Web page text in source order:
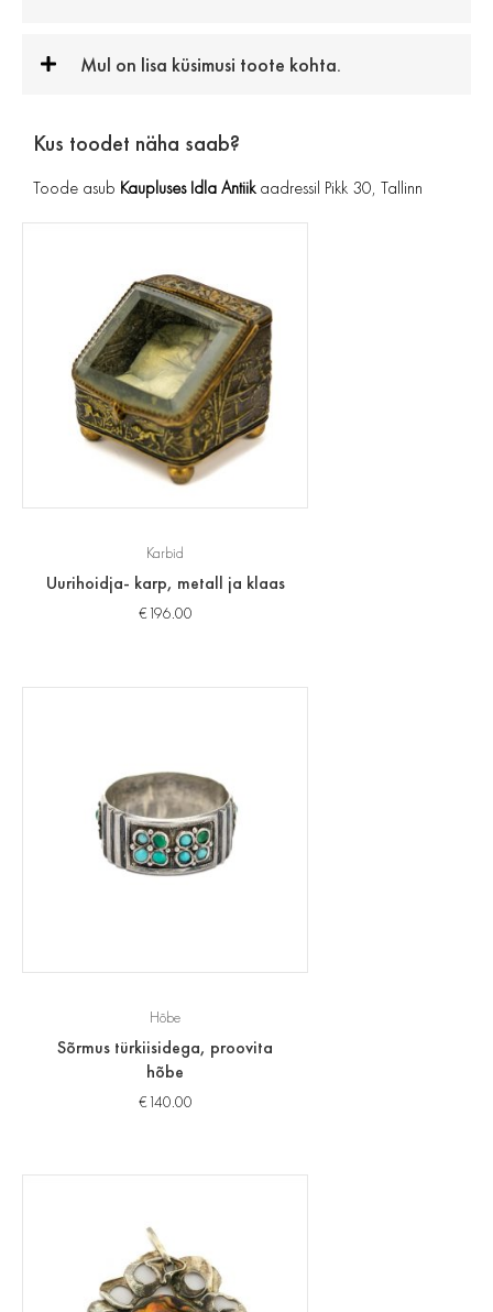
Mul on lisa küsimusi toote kohta.
Kus toodet näha saab?
Toode asub Kaupluses Idla Antiikaadressil Pikk 30, Tallinn
Karbid
Uurihoidja- karp, metall ja klaas
€196.00
Hõbe
Sõrmus türkiisidega, proovita
hõbe
€140.00